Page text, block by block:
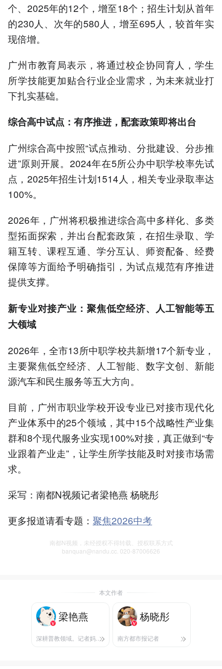
个、2025年的12个，增至18个；招生计划从首年
的230人、次年的580人，增至695人，较首年实
现倍增。
广州市教育局表示，将通过校企协同育人，学生
所学技能更加贴合行业企业需求，为未来就业打
下扎实基础。
综合高中试点：有序推进，配套政策即将出台
广州综合高中按照“试点推动、分批建设、分步推
进”原则开展。2024年在5所公办中职学校率先试
点，2025年招生计划1514人，相关专业录取率达
100%。
2026年，广州将积极推进综合高中多样化、多类
型拓面探索，并出台配套政策，在招生录取、学
籍互转、课程互通、学分互认、师资配备、经费
保障等方面给予明确指引，为试点规范有序推进
提供支撑。
新专业对接产业：聚焦低空经济、人工智能等五
大领域
2026年，全市13所中职学校共新增17个新专业，
主要聚焦低空经济、人工智能、数字文创、新能
源汽车和民生服务等五大方向。
目前，广州市职业学校开设专业已对接市现代化
产业体系中的25个领域，其中15个战略性产业集
群和8个现代服务业实现100%对接，真正做到“专
业跟着产业走”，让学生所学技能及时对接市场需
求。
采写：南都N视频记者梁艳燕 杨晓彤
更多报道请看专题： 聚焦2026中考
南都N视频，未经授权不得转载、授权联系方式
banquan@nandu.cc. 020-87006626
本文作者
梁艳燕
深耕普教领域。记者妈妈也有教育烦心事，一起来聊聊。
杨晓彤
南方都市报记者